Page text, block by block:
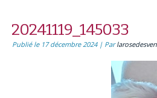
20241119_145033
Publié le 17 décembre 2024| Par